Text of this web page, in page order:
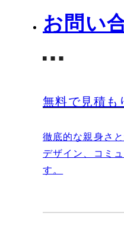
お問い
無料で見積も
徹底的な親身さ
デザイン、コミ
す。